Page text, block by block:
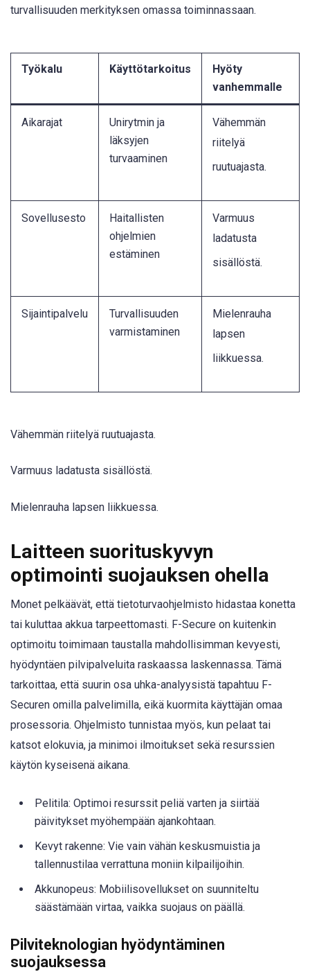
turvallisuuden merkityksen omassa toiminnassaan.
Työkalu Käyttötarkoitus
Hyöty
vanhemmalle
Aikarajat
Unirytmin ja
läksyjen
turvaaminen
Vähemmän
riitelyä
ruutuajasta.
Sovellusesto
Haitallisten
ohjelmien
estäminen
Varmuus
ladatusta
sisällöstä.
Sijaintipalvelu
Turvallisuuden
varmistaminen
Mielenrauha
lapsen
liikkuessa.
Vähemmän riitelyä ruutuajasta.
Varmuus ladatusta sisällöstä.
Mielenrauha lapsen liikkuessa.
Laitteen suorituskyvyn
optimointi suojauksen ohella
Monet pelkäävät, että tietoturvaohjelmisto hidastaa konetta
tai kuluttaa akkua tarpeettomasti. F-Secure on kuitenkin
optimoitu toimimaan taustalla mahdollisimman kevyesti,
hyödyntäen pilvipalveluita raskaassa laskennassa. Tämä
tarkoittaa, että suurin osa uhka-analyysistä tapahtuu F-
Securen omilla palvelimilla, eikä kuormita käyttäjän omaa
prosessoria. Ohjelmisto tunnistaa myös, kun pelaat tai
katsot elokuvia, ja minimoi ilmoitukset sekä resurssien
käytön kyseisenä aikana.
Pelitila: Optimoi resurssit peliä varten ja siirtää
päivitykset myöhempään ajankohtaan.
Kevyt rakenne: Vie vain vähän keskusmuistia ja
tallennustilaa verrattuna moniin kilpailijoihin.
Akkunopeus: Mobiilisovellukset on suunniteltu
säästämään virtaa, vaikka suojaus on päällä.
Pilviteknologian hyödyntäminen
suojauksessa